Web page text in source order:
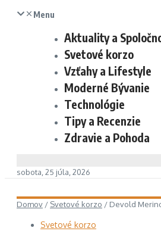
Menu
Aktuality a
Svetové korzo
Vzťahy a Lifestyle
Moderné Bývanie
Technológie
Tipy a Recenzie
Zdravie a Pohoda
sobota, 25 júla, 2026
Domov / Svetové korzo / Devold
Svetové korzo